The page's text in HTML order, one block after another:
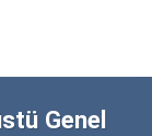
Genel